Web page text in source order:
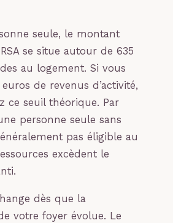
seule, le montant
se situe autour de 635
au logement. Si vous
de revenus d’activité,
ce seuil théorique. Par
personne seule sans
pas éligible au
excèdent le
dès que la
votre foyer évolue. Le